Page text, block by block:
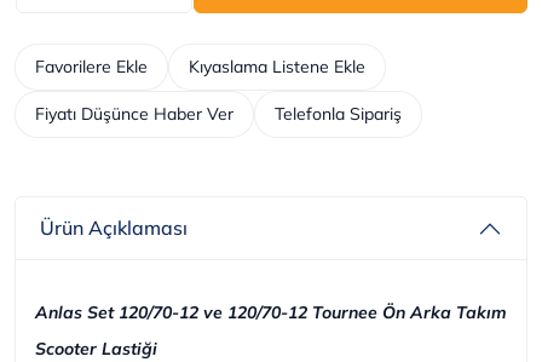
Telefonla Sipariş
Kıyaslama Listene Ekle
Favorilere Ekle
Fiyatı Düşünce Haber Ver
Ürün Açıklaması
Anlas Set 120/70-12 ve 120/70-12 Tournee Ön Arka Takım
Scooter Lastiği